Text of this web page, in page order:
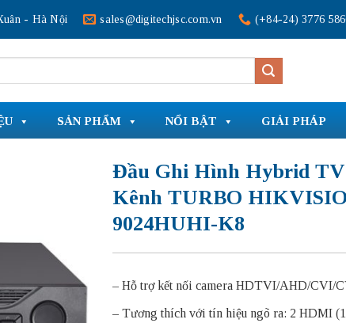
- Hà Nội sales@digitechjsc.com.vn (+84-24) 3776
SẢN PHẨM NỔI BẬT GIẢI PHÁP
Đầu Ghi Hình Hybrid
Kênh TURBO
9024HUHI-K8
– Hỗ trợ kết nối camera HDTVI/AHD/CVI/
– Tương thích với tín hiệu ngõ ra: 2 HDMI